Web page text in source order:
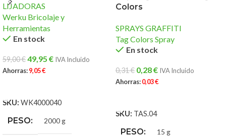
LIJADORAS
Werku Bricolaje y
Herramientas
En stock
59,00€49,95 € IVA Incluido
Ahorras:9,05€
SKU: WK4000040
PESO 2000 g
Colors
SPRAYS GRAFFITI
Tag Colors Spray
En stock
0,31€ 0,28€ IVA Incluido
Ahorras:0,03€
SKU: TAS.04
PESO 15 g